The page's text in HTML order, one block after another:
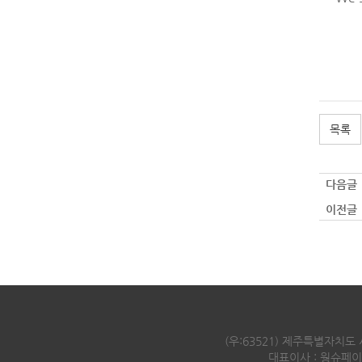
목록
다음
이전
(우:63521) 제주특별자치도
대표이사 : 웡슈페